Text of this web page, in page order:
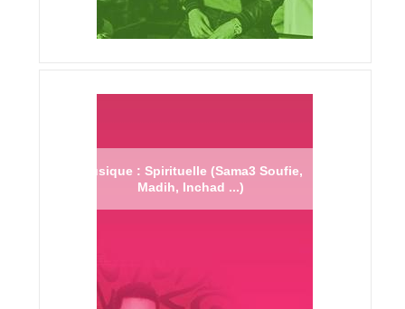
Musique : Spirituelle (Sama3 Soufie,
Madih, Inchad ...)